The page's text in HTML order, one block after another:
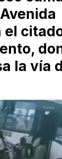
el
la vía